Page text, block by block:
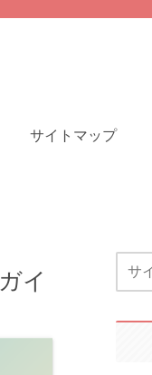
サイトマップ
イ